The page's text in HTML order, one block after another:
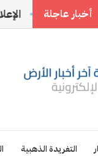
أخبار عاجلةالإعلاميون
التغريدة الذهبية